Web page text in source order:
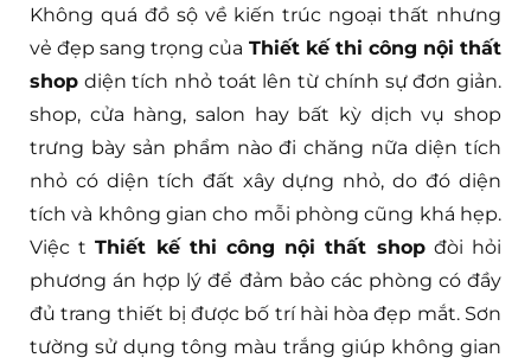
Không quá đồ sộ về kiến trúc ngoại thất nhưng
vẻ đẹp sang trọng của Thiết kế thi công nội thất
shop diện tích nhỏ toát lên từ chính sự đơn giản.
shop, cửa hàng, salon hay bất kỳ dịch vụ shop
trưng bày sản phẩm nào đi chăng nữa diện tích
nhỏ có diện tích đất xây dựng nhỏ, do đó diện
tích và không gian cho mỗi phòng cũng khá hẹp.
Việc tThiết kế thi công nội thất shopđòi hỏi
phương án hợp lý để đảm bảo các phòng có đầy
đủ trang thiết bị được bố trí hài hòa đẹp mắt. Sơn
tường sử dụng tông màu trắng giúp không gian